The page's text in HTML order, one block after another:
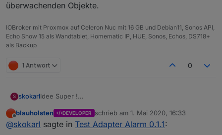
überwachenden Objekte.
IOBroker mit Proxmox auf Celeron Nuc mit 16 GB und Debian11, Sonos API,
Echo Show 15 als Wandtablet, Homematic IP, HUE, Sonos, Echos, DS718+
als Backup
1 Antwort 0
S skokarlIdee Super !
aber nen ganz kleines Beispiel für den Einstieg fehlt
noch ....
Offline
blauholsten DEVELOPER schrieb am 1. Mai 2020, 16:33
zuletzt editiert von
@skokarl sagte in Test Adapter Alarm 0.1.1: